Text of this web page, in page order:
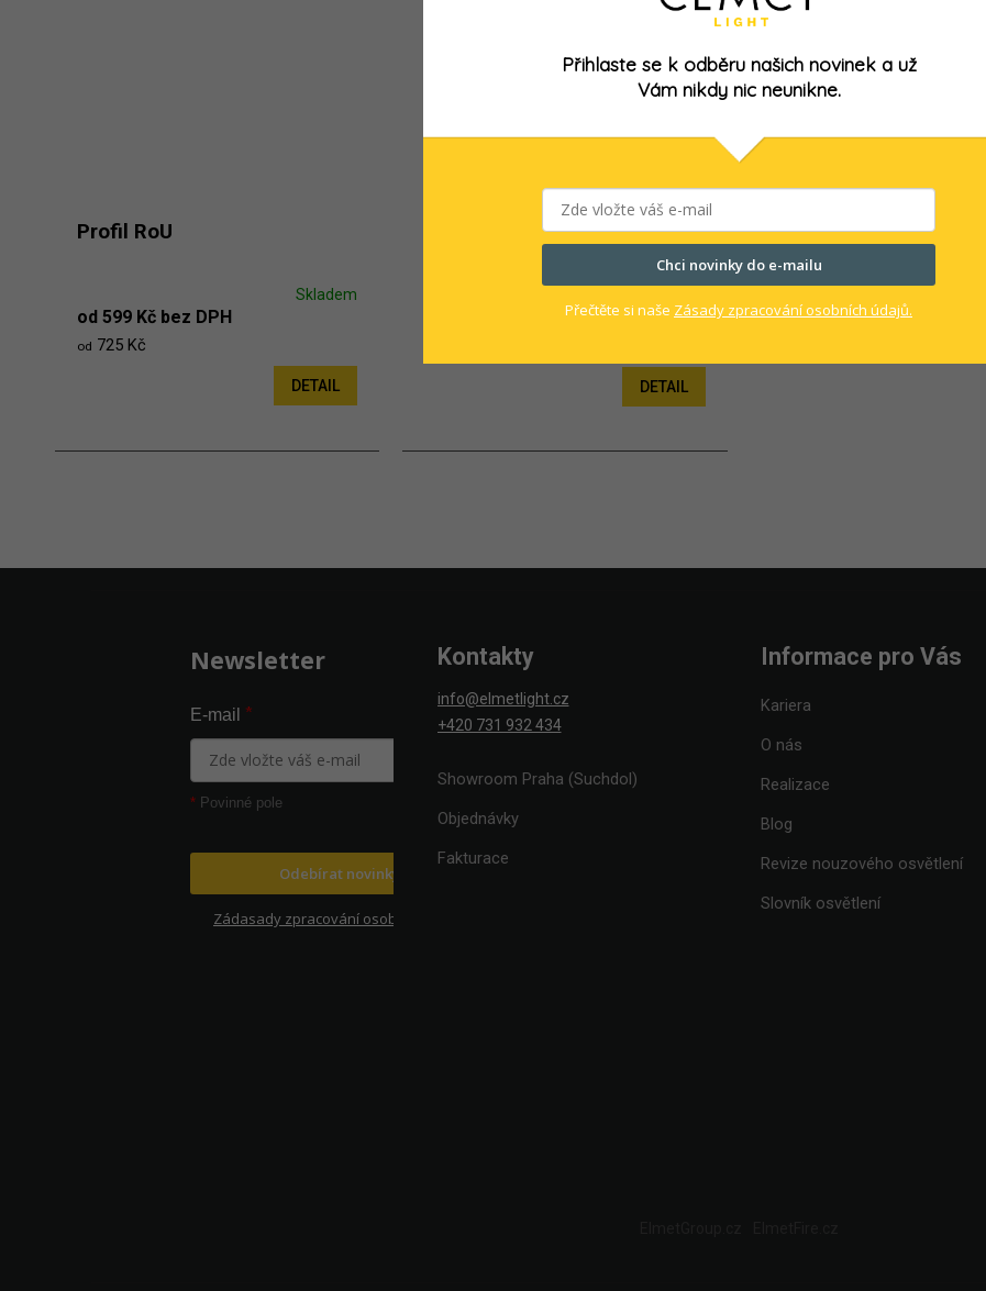
Profil RoU
Skladem
od 599 Kč bez DPH
od 725 Kč
DETAIL
Koncovka profilu RoU
od 18 Kč bez DPH
DETAIL
Newsletter
E-mail *
* Povinné pole
Odebírat novinky
Zádasady zpracování osobních údajů
Kontakty
info@elmetlight.cz
+420 731 932 434
Showroom Praha (Suchdol)
Objednávky
Fakturace
Informace pro Vás
Kariera
O nás
Realizace
Blog
Revize nouzového osvětlení
Slovník osvětlení
Přihlaste se k odběru našich novinek a už
Vám nikdy nic neunikne.
Chci novinky do e-mailu
Přečtěte si naše Zásady zpracování osobních údajů.